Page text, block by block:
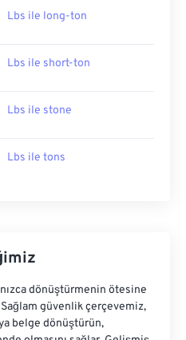
Lbs ile long-ton
Lbs ile short-ton
Lbs ile stone
Lbs ile tons
dönüştürmenin ötesine
güvenlik çerçevemiz,
belge dönüştürün,